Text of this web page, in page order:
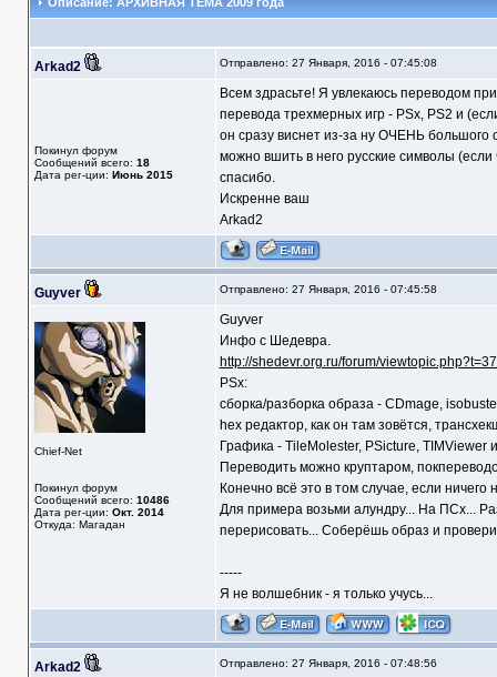
Arkad2 Отправлено: 27 Января, 2016 - 07:45:08
Покинул форум
Сообщений всего: 18
Дата рег-ции: Июнь 2015
Всем здрасьте! Я увлекаюсь переводом
перевода трехмерных игр - PSx, PS2 и
он сразу виснет из-за ну ОЧЕНЬ большого
можно вшить в него русские символы
спасибо.
Искренне ваш
Arkad2
Guyver Отправлено: 27 Января, 2016 - 07:45:58
Chief-Net
Покинул форум
Сообщений всего: 10486
Дата рег-ции: Окт. 2014
Откуда: Магадан
Guyver
Инфо с Шедевра.
http://shedevr.org.ru/forum/
PSx:
сборка/разборка образа - CDmage,
hex редактор, как он там зовётся,
Графика - TileMolester, PSicture,
Переводить можно круптаром,
Конечно всё это в том случае, если ничего
Для примера возьми алундру... На ПСх...
перерисовать... Соберёшь образ и
-----
Я не волшебник - я только учусь...
Arkad2 Отправлено: 27 Января, 2016 - 07:48:56